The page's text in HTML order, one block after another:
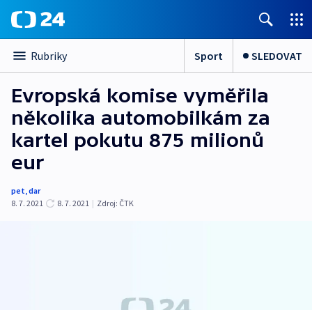
Rubriky Sport SLEDOVAT
Evropská komise vyměřila
několika automobilkám za
kartel pokutu 875 milionů
eur
pet,dar
8. 7. 2021
8. 7. 2021 | Zdroj: ČTK